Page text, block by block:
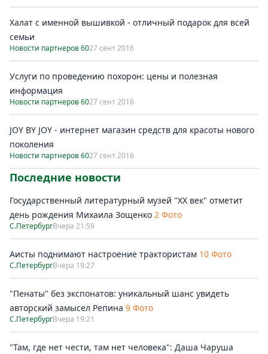
Халат с именной вышивкой - отличный подарок для всей
семьи
Новости партнеров 6027 сент 2016
Услуги по проведению похорон: цены и полезная
информация
Новости партнеров 6027 сент 2016
JOY BY JOY - интернет магазин средств для красоты нового
поколения
Новости партнеров 6027 сент 2016
Последние новости
Государственный литературный музей "ХХ век" отметит
день рождения Михаила Зощенко 2 Фото
С.ПетербургВчера 21:59
Аисты поднимают настроение трактористам 10 Фото
С.ПетербургВчера 19:27
"Пенаты" без экспонатов: уникальный шанс увидеть
авторский замысел Репина 9 Фото
С.ПетербургВчера 19:21
"Там, где нет чести, там нет человека": Даша Чаруша